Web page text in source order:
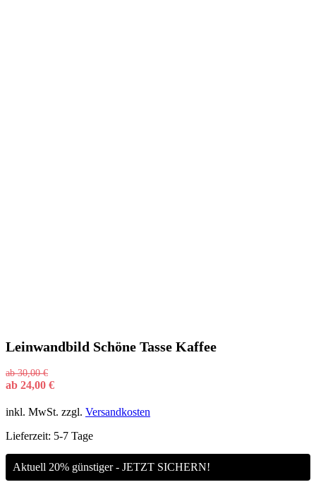
Leinwandbild Schöne Tasse Kaffee
ab30,00€
ab 24,00 €
inkl. MwSt. zzgl. Versandkosten
Lieferzeit: 5-7 Tage
Aktuell 20% günstiger - JETZT SICHERN!